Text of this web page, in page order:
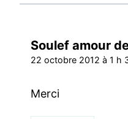
Soulef amour
22 octobre 2012 à 1 h
Merci